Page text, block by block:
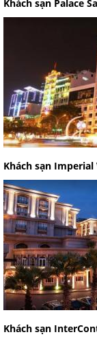
Khách sạn Palace
Khách sạn Imperial
Khách sạn